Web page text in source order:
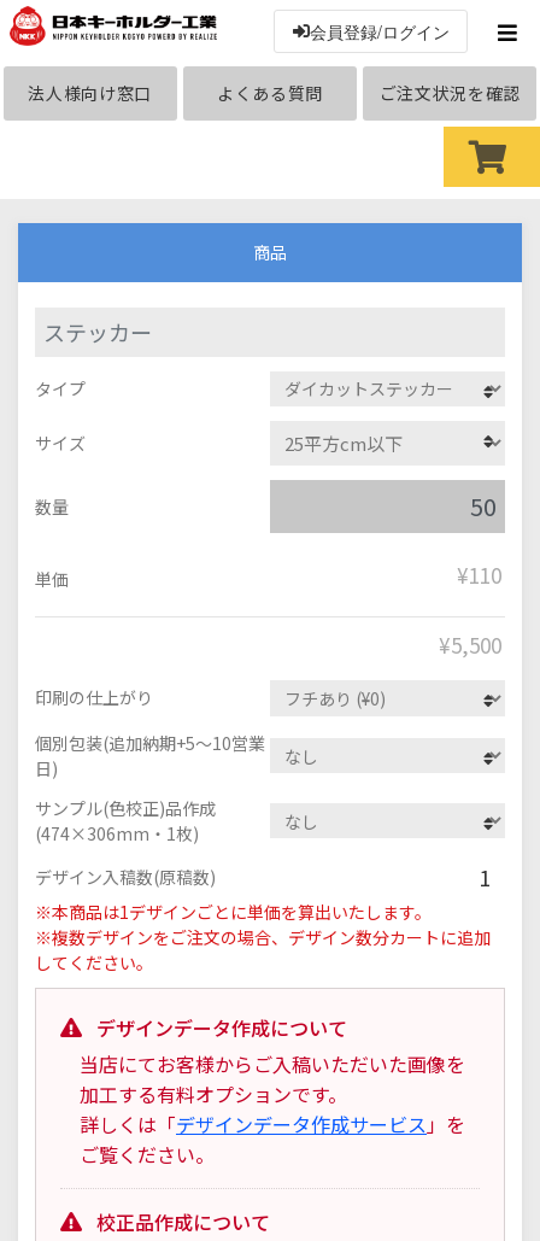
会員登録/ログイン
法人様向け窓口 よくある質問 ご注文状況を確認
商品
ステッカー
タイプ
サイズ
数量
単価 ¥110
¥5,500
印刷の仕上がり
個別包装(追加納期+5～10営業
日)
サンプル(色校正)品作成
(474×306mm・1枚)
デザイン入稿数(原稿数)
1
※本商品は1デザインごとに単価を算出いたします。
※複数デザインをご注文の場合、デザイン数分カートに追加
してください。
デザインデータ作成について
当店にてお客様からご入稿いただいた画像を
加工する有料オプションです。
詳しくは「デザインデータ作成サービス 」を
ご覧ください。
校正品作成について